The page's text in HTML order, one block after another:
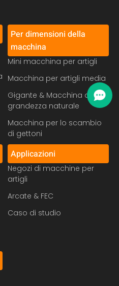
Per dimensioni della
macchina
Mini macchina per artigli
Macchina per artigli media
Gigante & Macchina a
grandezza naturale
Macchina per lo scambio
di gettoni
Applicazioni
Negozi di macchine per
artigli
Arcate & FEC
Caso di studio